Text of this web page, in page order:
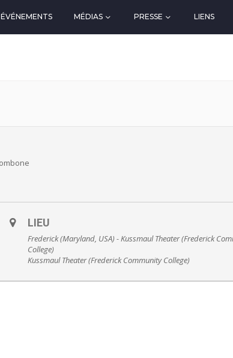
ÉVÉNEMENTS MÉDIAS PRESSE LIENS
LIEU
Frederick (Maryland, USA) - Kussmaul Theater (Frederick
College)
Kussmaul Theater (Frederick Community College)